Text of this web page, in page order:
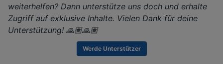
weiterhelfen? Dann unterstütze uns doch und erhalte
Zugriff auf exklusive Inhalte. Vielen Dank für deine
Unterstützung! 🙏🏽🙏🏽
Werde Unterstützer